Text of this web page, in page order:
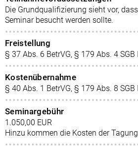
Die Grundqualifizierung sieht vor,
Seminar besucht werden sollte.
Freistellung
§ 37 Abs. 6 BetrVG, § 179 Abs. 4 SGB
Kostenübernahme
§ 40 Abs. 1 BetrVG, § 179 Abs. 8 SGB
Seminargebühr
1.050,00 EUR
Hinzu kommen die Kosten der